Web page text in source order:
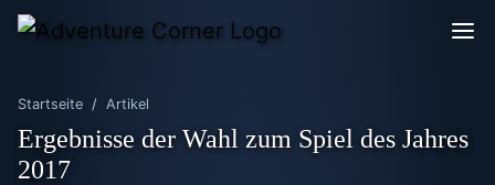
Startseite Artikel
Ergebnisse der Wahl zum Spiel des Jahres
2017